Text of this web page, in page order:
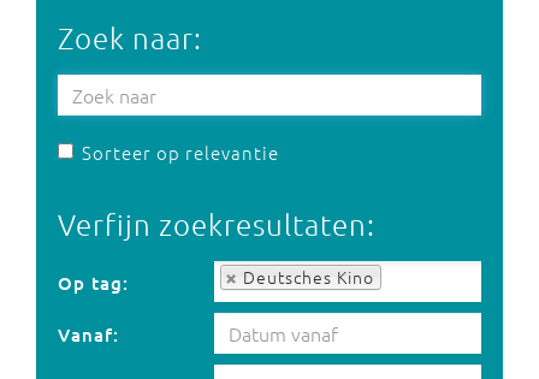
Zoek naar:
Sorteer op relevantie
Verfijn zoekresultaten:
Op tag: Deutsches Kino
Op tag:
Vanaf: